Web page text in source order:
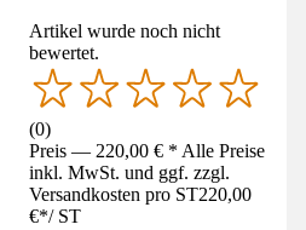
Artikel wurde noch nicht
bewertet.
(0)
Preis — 220,00 € * Alle Preise
inkl. MwSt. und ggf. zzgl.
Versandkosten pro ST220,00
€*/ ST